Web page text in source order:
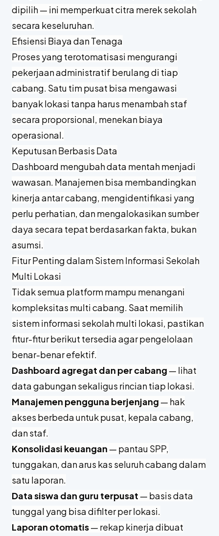
dipilih — ini memperkuat citra merek sekolah
secara keseluruhan.
Efisiensi Biaya dan Tenaga
Proses yang terotomatisasi mengurangi
pekerjaan administratif berulang di tiap
cabang. Satu tim pusat bisa mengawasi
banyak lokasi tanpa harus menambah staf
secara proporsional, menekan biaya
operasional.
Keputusan Berbasis Data
Dashboard mengubah data mentah menjadi
wawasan. Manajemen bisa membandingkan
kinerja antar cabang, mengidentifikasi yang
perlu perhatian, dan mengalokasikan sumber
daya secara tepat berdasarkan fakta, bukan
asumsi.
Fitur Penting dalam Sistem Informasi Sekolah
Multi Lokasi
Tidak semua platform mampu menangani
kompleksitas multi cabang. Saat memilih
sistem informasi sekolah multi lokasi, pastikan
fitur-fitur berikut tersedia agar pengelolaan
benar-benar efektif.
Dashboard agregat dan per cabang — lihat
data gabungan sekaligus rincian tiap lokasi.
Manajemen pengguna berjenjang — hak
akses berbeda untuk pusat, kepala cabang,
dan staf.
Konsolidasi keuangan — pantau SPP,
tunggakan, dan arus kas seluruh cabang dalam
satu laporan.
Data siswa dan guru terpusat — basis data
tunggal yang bisa difilter per lokasi.
Laporan otomatis— rekap kinerja dibuat